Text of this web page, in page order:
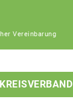
Vereinbarung